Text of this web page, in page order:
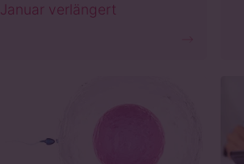
Januar verlängert